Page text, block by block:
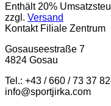
Enthält 20%
zzgl. Versand
Kontakt Filiale Zentrum
Gosauseestraße 7
4824 Gosau
Tel.: +43 / 660 / 73 37
info@sportjirka.com